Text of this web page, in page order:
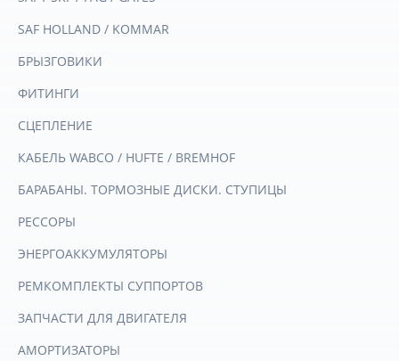
SAF HOLLAND / KOMMAR
БРЫЗГОВИКИ
ФИТИНГИ
СЦЕПЛЕНИЕ
КАБЕЛЬ WABCO / HUFTE / BREMHOF
БАРАБАНЫ. ТОРМОЗНЫЕ ДИСКИ. СТУПИЦЫ
РЕССОРЫ
ЭНЕРГОАККУМУЛЯТОРЫ
РЕМКОМПЛЕКТЫ СУППОРТОВ
ЗАПЧАСТИ ДЛЯ ДВИГАТЕЛЯ
АМОРТИЗАТОРЫ